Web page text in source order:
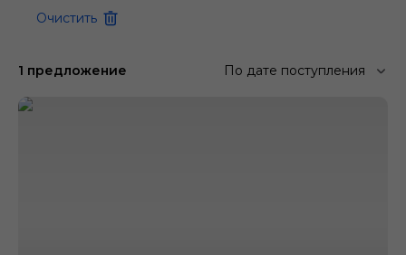
Очистить
1 предложение По дате поступления